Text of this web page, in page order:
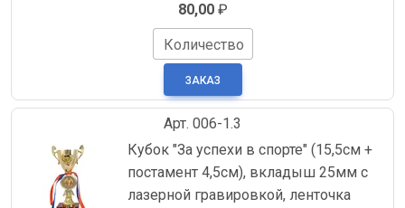
80,00₽
Количество
Арт. 006-1.3
Кубок "За успехи в спорте" (15,5см +
постамент 4,5см), вкладыш 25мм с
лазерной гравировкой, ленточка